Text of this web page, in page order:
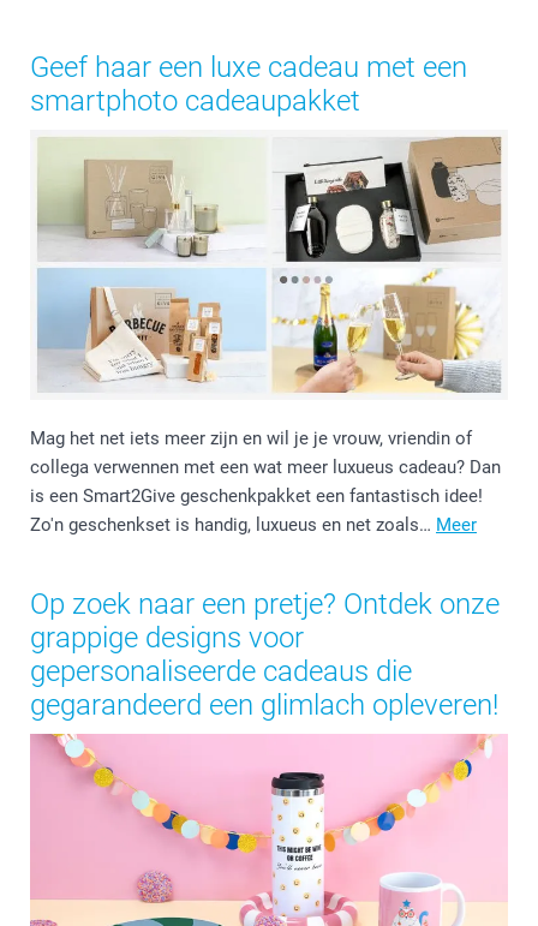
Geef haar een luxe cadeau met een
smartphoto cadeaupakket
Mag het net iets meer zijn en wil je je vrouw, vriendin of
collega verwennen met een wat meer luxueus cadeau? Dan
is een Smart2Give geschenkpakket een fantastisch idee!
Zo'n geschenkset is handig, luxueus en net zoals… Meer
Op zoek naar een pretje? Ontdek onze
grappige designs voor
gepersonaliseerde cadeaus die
gegarandeerd een glimlach opleveren!